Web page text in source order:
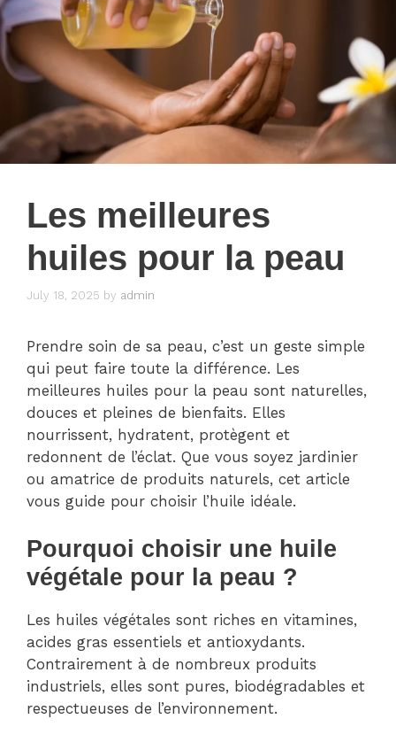
Les meilleures
huiles pour la peau
July 18, 2025 by admin
Prendre soin de sa peau, c’est un geste simple
qui peut faire toute la différence. Les
meilleures huiles pour la peau sont naturelles,
douces et pleines de bienfaits. Elles
nourrissent, hydratent, protègent et
redonnent de l’éclat. Que vous soyez jardinier
ou amatrice de produits naturels, cet article
vous guide pour choisir l’huile idéale.
Pourquoi choisir une huile
végétale pour la peau ?
Les huiles végétales sont riches en vitamines,
acides gras essentiels et antioxydants.
Contrairement à de nombreux produits
industriels, elles sont pures, biodégradables et
respectueuses de l’environnement.